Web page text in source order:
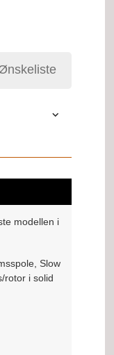
modellen i
Slow
rotor i solid